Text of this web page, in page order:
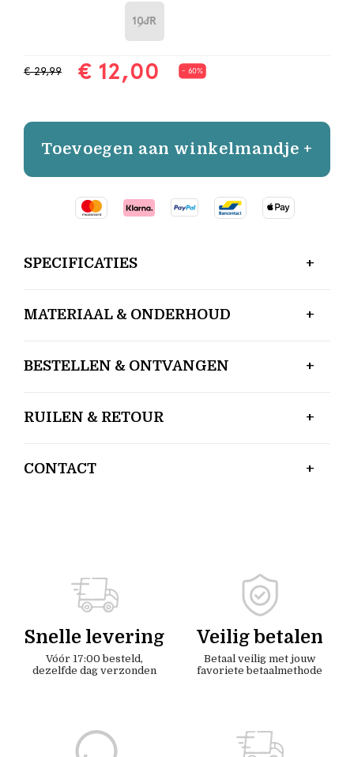
10JR
€ 29,99 € 12,00 - 60%
Toevoegen aan winkelmandje +
SPECIFICATIES
MATERIAAL & ONDERHOUD
BESTELLEN & ONTVANGEN
RUILEN & RETOUR
CONTACT
Snelle levering
Vóór 17:00 besteld,
dezelfde dag verzonden
Veilig betalen
Betaal veilig met jouw
favoriete betaalmethode